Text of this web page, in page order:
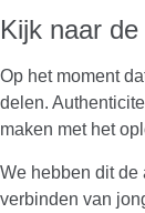
Kijk naar
Op het moment
delen.
maken met het
We hebben dit de
verbinden van